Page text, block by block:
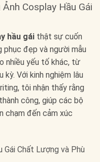
Cosplay Hầu Gái
hầu gái thật sự cuốn
phục đẹp và người mẫu
nhiều yếu tố khác, từ
kỳ. Với kinh nghiệm lâu
tôi nhận thấy rằng
công, giúp các bộ
chạm đến cảm xúc
Gái Chất Lượng và Phù